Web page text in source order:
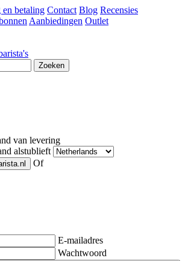
en betaling Contact Blog Recensies
Aanbiedingen Outlet
Zoeken
van levering
alstublieft
Of
E-mailadres
Wachtwoord